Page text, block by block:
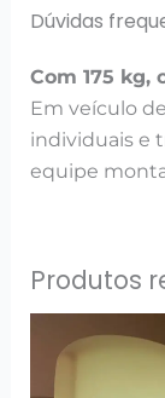
Dúvidas
Com 175 kg,
Em veículo
individuais e
equipe
Produtos